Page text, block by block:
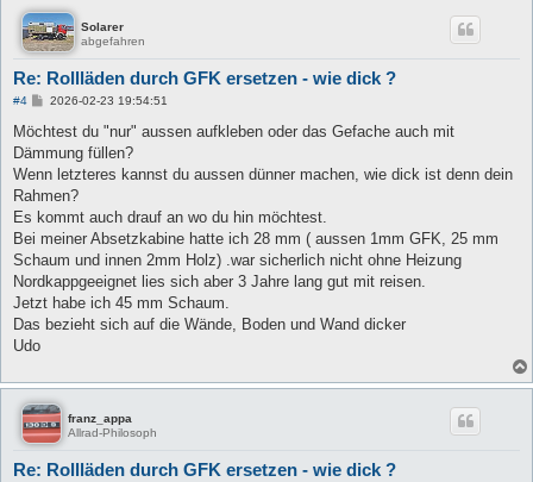
Solarer
abgefahren
Re: Rollläden durch GFK ersetzen - wie dick ?
#4
B
i
r
a
2026-02-23 19:54:51
Möchtest du "nur" aussen aufkleben oder das Gefache auch mit
Dämmung füllen?
Wenn letzteres kannst du aussen dünner machen, wie dick ist denn dein
Rahmen?
Es kommt auch drauf an wo du hin möchtest.
Bei meiner Absetzkabine hatte ich 28 mm ( aussen 1mm GFK, 25 mm
Schaum und innen 2mm Holz) .war sicherlich nicht ohne Heizung
Nordkappgeeignet lies sich aber 3 Jahre lang gut mit reisen.
Jetzt habe ich 45 mm Schaum.
Das bezieht sich auf die Wände, Boden und Wand dicker
Udo
franz_appa
Allrad-Philosoph
Re: Rollläden durch GFK ersetzen - wie dick ?